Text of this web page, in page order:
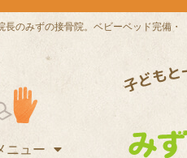
のみずの接骨院。ベビーベッド完備・
ニュー